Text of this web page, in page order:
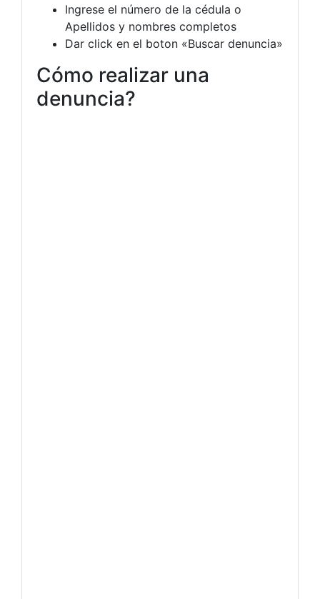
Ingrese el número de la cédula o
Apellidos y nombres completos
Dar click en el boton «Buscar denuncia»
Cómo realizar una
denuncia?